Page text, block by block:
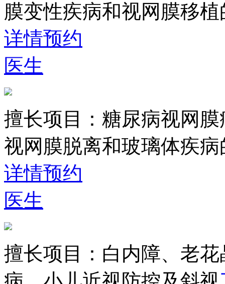
膜变性疾病和视网膜移
详情预约
医生
擅长项目： 糖尿病视网
视网膜脱离和玻璃体疾
详情预约
医生
擅长项目： 白内障、老